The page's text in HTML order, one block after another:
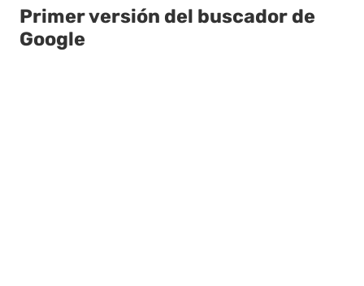
Primer versión del buscador de
Google